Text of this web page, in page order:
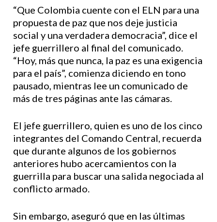
“Que Colombia cuente con el ELN para una
propuesta de paz que nos deje justicia
social y una verdadera democracia”, dice el
jefe guerrillero al final del comunicado.
“Hoy, más que nunca, la paz es una exigencia
para el país”, comienza diciendo en tono
pausado, mientras lee un comunicado de
más de tres páginas ante las cámaras.
El jefe guerrillero, quien es uno de los cinco
integrantes del Comando Central, recuerda
que durante algunos de los gobiernos
anteriores hubo acercamientos con la
guerrilla para buscar una salida negociada al
conflicto armado.
Sin embargo, aseguró que en las últimas